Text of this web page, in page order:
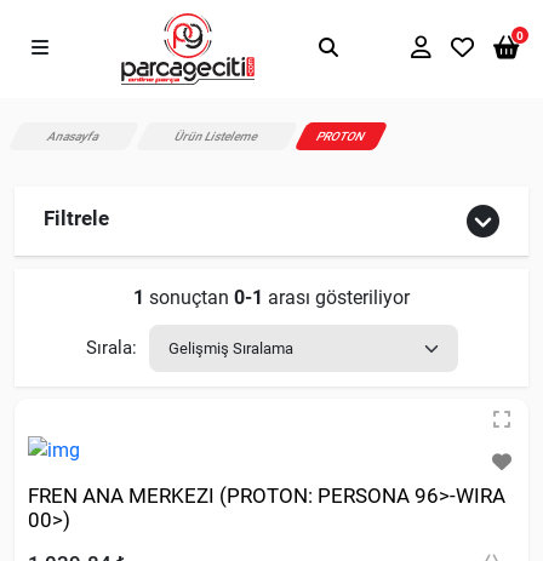
0
Anasayfa Ürün Listeleme PROTON
Filtrele
1 sonuçtan 0-1 arası gösteriliyor
Sırala:
FREN ANA MERKEZI (PROTON: PERSONA 96>-WIRA
00>)